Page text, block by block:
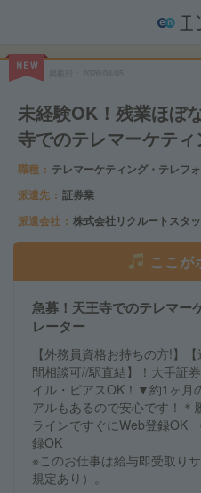
NEW
2026/08/05
未経験OK！残業ほぼ
寺でのテレマーケティ
職種
テレマーケティング・テレフ
派遣先
証券業
派遣会社
株式会社リクルートスタ
ここが
急募！天王寺でのテレマー
レーター
【外務員資格お持ちの方!】
間相談可//駅直結】！大手証
イル・ピアスOK！▼約1ヶ月
アルもあるので安心です！
ラインですぐにWeb登録
録OK
※このお仕事は給与即受取り
規定あり）。